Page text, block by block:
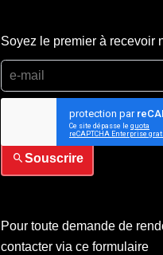
Soyez le premier à recevoir
J’ai lu et j'accepte la
Souscrire
Pour toute demande de
contacter via ce formulaire